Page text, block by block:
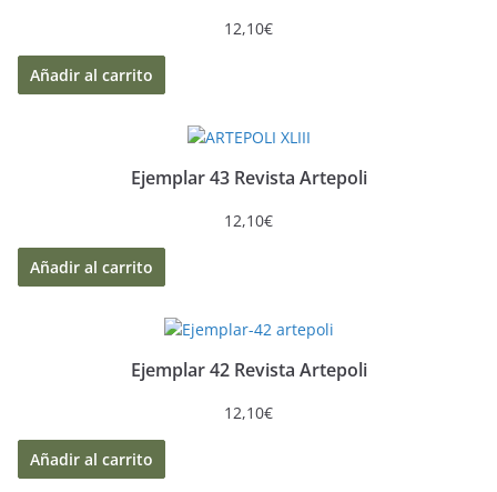
12,10€
Añadir al carrito
Ejemplar 43 Revista Artepoli
12,10€
Añadir al carrito
Ejemplar 42 Revista Artepoli
12,10€
Añadir al carrito